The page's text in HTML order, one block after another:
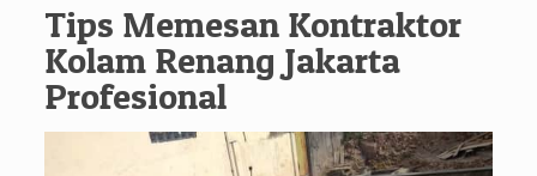
Tips Memesan Kontraktor
Kolam Renang Jakarta
Profesional